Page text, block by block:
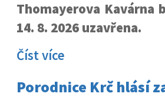
Thomayerova Kavárna
14. 8. 2026 uzavřena.
Číst více
Porodnice Krč hlásí